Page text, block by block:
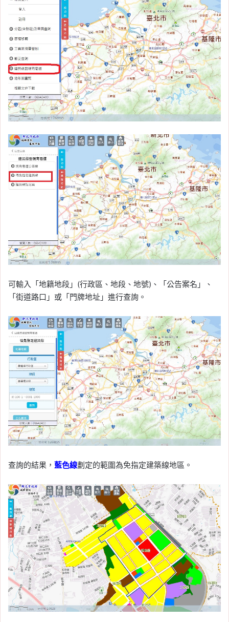
可輸入「地籍地段」(行政區、地段、地號)、「公告案名」、
「街道路口」或「門牌地址」進行查詢。
查詢的結果， 藍色線劃定的範圍為免指定建築線地區。